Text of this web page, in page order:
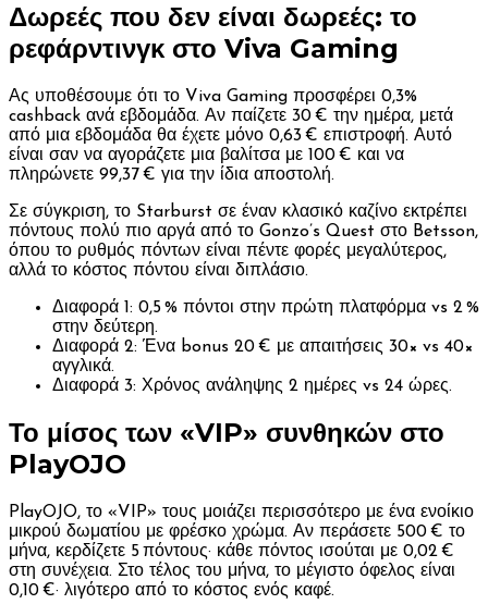
Δωρεές που δεν είναι δωρεές: το
ρεφάρντινγκ στο Viva Gaming
Ας υποθέσουμε ότι το Viva Gaming προσφέρει 0,3%
cashback ανά εβδομάδα. Αν παίζετε 30 € την ημέρα, μετά
από μια εβδομάδα θα έχετε μόνο 0,63 € επιστροφή. Αυτό
είναι σαν να αγοράζετε μια βαλίτσα με 100 € και να
πληρώνετε 99,37 € για την ίδια αποστολή.
Σε σύγκριση, το Starburst σε έναν κλασικό καζίνο εκτρέπει
πόντους πολύ πιο αργά από το Gonzo’s Quest στο Betsson,
όπου το ρυθμός πόντων είναι πέντε φορές μεγαλύτερος,
αλλά το κόστος πόντου είναι διπλάσιο.
Διαφορά 1: 0,5 % πόντοι στην πρώτη πλατφόρμα vs 2 %
στην δεύτερη.
Διαφορά 2: Ένα bonus 20 € με απαιτήσεις 30× vs 40×
αγγλικά.
Διαφορά 3: Χρόνος ανάληψης 2 ημέρες vs 24 ώρες.
Το μίσος των «VIP» συνθηκών στο
PlayOJO
PlayOJO, το «VIP» τους μοιάζει περισσότερο με ένα ενοίκιο
μικρού δωματίου με φρέσκο χρώμα. Αν περάσετε 500 € το
μήνα, κερδίζετε 5 πόντους· κάθε πόντος ισούται με 0,02 €
στη συνέχεια. Στο τέλος του μήνα, το μέγιστο όφελος είναι
0,10 €· λιγότερο από το κόστος ενός καφέ.